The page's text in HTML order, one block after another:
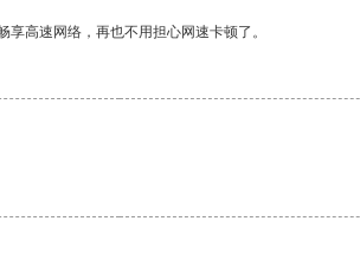
高速网络，再也不用担心网速卡顿了。